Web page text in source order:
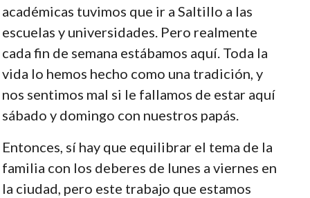
académicas tuvimos que ir a Saltillo a las
escuelas y universidades. Pero realmente
cada fin de semana estábamos aquí. Toda la
vida lo hemos hecho como una tradición, y
nos sentimos mal si le fallamos de estar aquí
sábado y domingo con nuestros papás.
Entonces, sí hay que equilibrar el tema de la
familia con los deberes de lunes a viernes en
la ciudad, pero este trabajo que estamos